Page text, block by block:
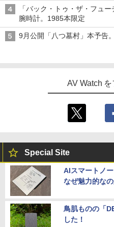
「バック・トゥ・ザ・フュ
腕時計。1985本限定
9月公開「八つ墓村」本予告
AV Watch
Special Site
AIスマートノ
なぜ魅力的なの
鳥肌ものの「
した！